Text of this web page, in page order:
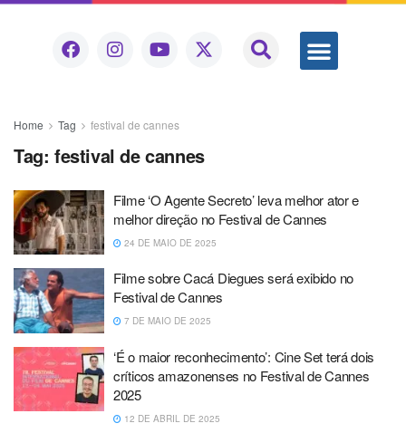
Home Tag festival de cannes
Tag: festival de cannes
Filme ‘O Agente Secreto’ leva melhor ator e
melhor direção no Festival de Cannes
24 DE MAIO DE 2025
Filme sobre Cacá Diegues será exibido no
Festival de Cannes
7 DE MAIO DE 2025
‘É o maior reconhecimento’: Cine Set terá dois
críticos amazonenses no Festival de Cannes
2025
12 DE ABRIL DE 2025